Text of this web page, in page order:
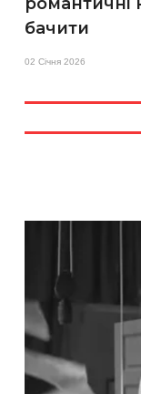
бачити
02 Січня 2026